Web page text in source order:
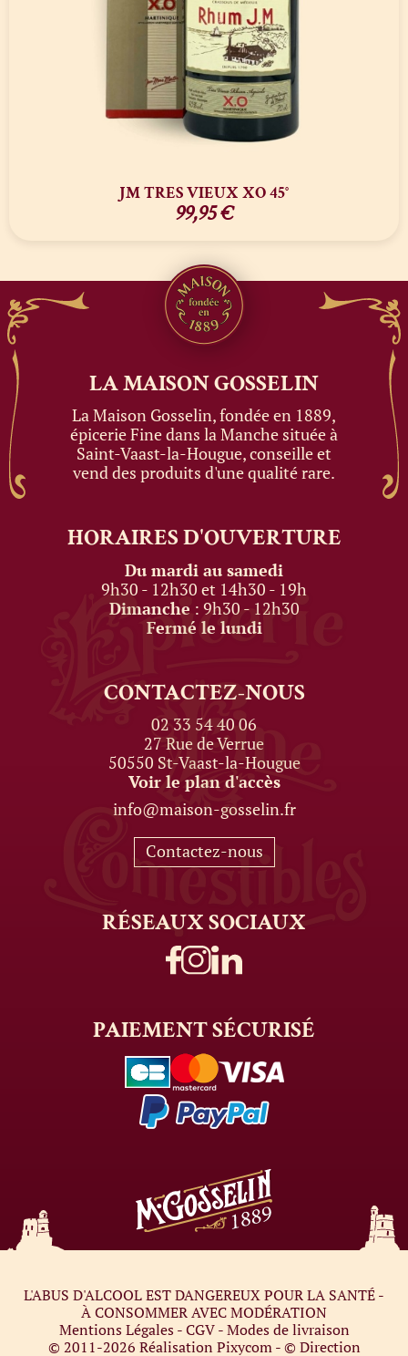
JM TRES VIEUX XO 45°
99,95€
LA MAISONGOSSELIN
La Maison Gosselin, fondée en 1889,
épicerie Fine dans la Manche située à
Saint-Vaast-la-Hougue, conseille et
vend des produits d'une qualité rare.
HORAIRESD'OUVERTURE
Du mardi au samedi
9h30 - 12h30 et 14h30 - 19h
Dimanche : 9h30 - 12h30
Fermé le lundi
CONTACTEZ-NOUS
02 33 54 40 06
27 Rue de Verrue
50550 St-Vaast-la-Hougue
Voir le plan d'accès
info@maison-gosselin.fr
Contactez-nous
RÉSEAUXSOCIAUX
PAIEMENTSÉCURISÉ
L'ABUS D'ALCOOL EST DANGEREUX POUR LA SANTÉ -
À CONSOMMER AVEC MODÉRATION
Mentions Légales-CGV-Modes de livraison
© 2011-2026 Réalisation Pixycom- © Direction